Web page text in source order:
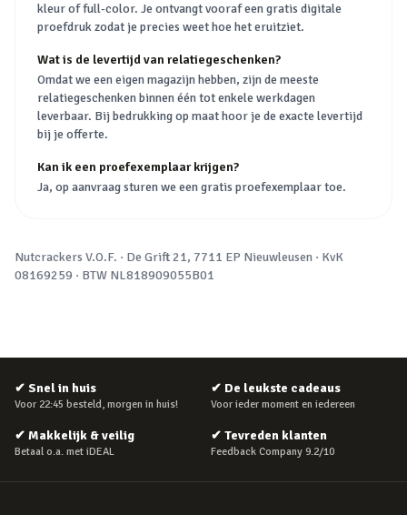
kleur of full-color. Je ontvangt vooraf een gratis digitale
proefdruk zodat je precies weet hoe het eruitziet.
Wat is de levertijd van relatiegeschenken?
Omdat we een eigen magazijn hebben, zijn de meeste
relatiegeschenken binnen één tot enkele werkdagen
leverbaar. Bij bedrukking op maat hoor je de exacte levertijd
bij je offerte.
Kan ik een proefexemplaar krijgen?
Ja, op aanvraag sturen we een gratis proefexemplaar toe.
Nutcrackers V.O.F. · De Grift 21, 7711 EP Nieuwleusen · KvK
08169259 · BTW NL818909055B01
✔ Snel in huis
Voor 22:45 besteld, morgen in huis!
✔ De leukste cadeaus
Voor ieder moment en iedereen
✔ Makkelijk & veilig
Betaal o.a. met iDEAL
✔ Tevreden klanten
Feedback Company 9.2/10